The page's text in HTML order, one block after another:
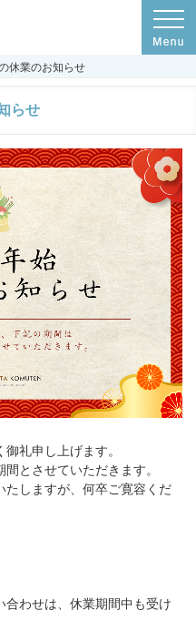
休業のお知らせ
らせ
島郡の注文住宅・新築戸建てを手が
建てを手がける工務店のシバタ工務店
礼申し上げます。
とさせていただきます。
たしますが、何卒ご寛容くだ
合わせは、休業期間中も受け